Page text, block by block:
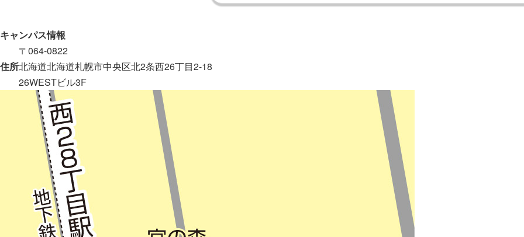
キャンパス情報
住所
〒064-0822
北海道北海道札幌市中央区北2条西26丁目2-18
26WESTビル3F